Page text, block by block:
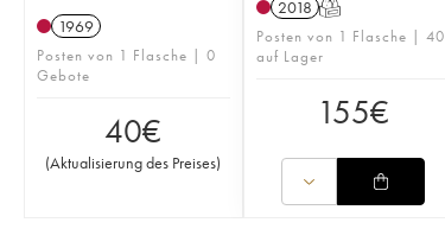
1969
Posten von 1 Flasche | 0
Gebote
40€
(Aktualisierung des Preises)
2018 T
Posten von 1 Flasche | 40
auf Lager
155€